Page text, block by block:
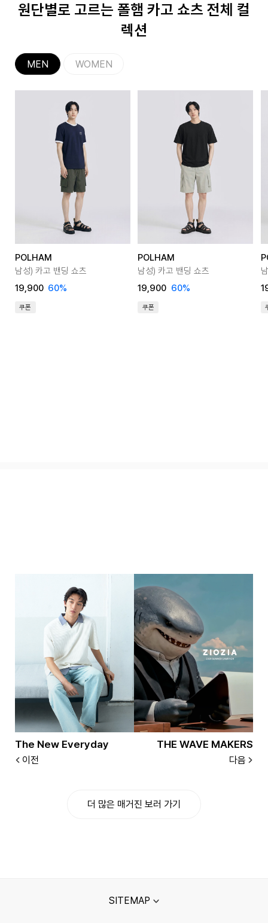
원단별로 고르는 폴햄 카고 쇼츠 전체 컬
렉션
MEN WOMEN
POLHAM
남성) 카고 밴딩 쇼츠
19,900 60%
쿠폰
POLHAM
남성) 카고 밴딩 쇼츠
19,900 60%
쿠폰
The New Everyday
이전
THE WAVE MAKERS
다음
더 많은 매거진 보러 가기
SITEMAP